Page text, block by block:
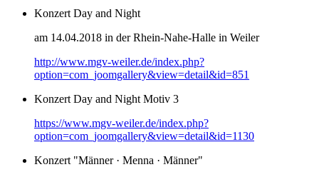
Konzert Day and Night
am 14.04.2018 in der Rhein-Nahe-Halle in Weiler
http://www.mgv-weiler.de/index.php?
option=com_joomgallery&view=detail&id=851
Konzert Day and Night Motiv 3
https://www.mgv-weiler.de/index.php?
option=com_joomgallery&view=detail&id=1130
Konzert "Männer · Menna · Männer"